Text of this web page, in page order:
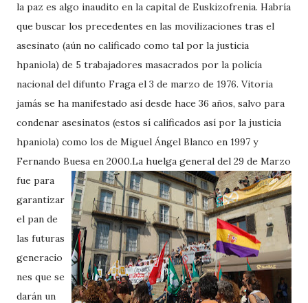
la paz es algo inaudito en la capital de Euskizofrenia. Habría
que buscar los precedentes en las movilizaciones tras el
asesinato (aún no calificado como tal por la justicia
hpaniola) de 5 trabajadores masacrados por la policía
nacional del difunto Fraga el 3 de marzo de 1976. Vitoria
jamás se ha manifestado así desde hace 36 años, salvo para
condenar asesinatos (estos sí calificados así por la justicia
hpaniola) como los de Miguel Ángel Blanco en 1997 y
Fernando Buesa en 2000.La huelga general del 29 de Marzo
fue para
garantizar
el pan de
las futuras
generacio
nes que se
darán un